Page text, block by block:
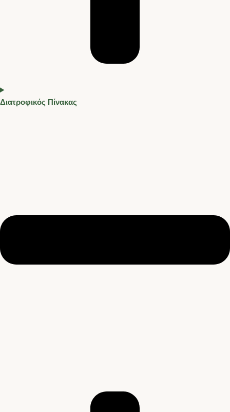
Διατροφικός Πίνακας